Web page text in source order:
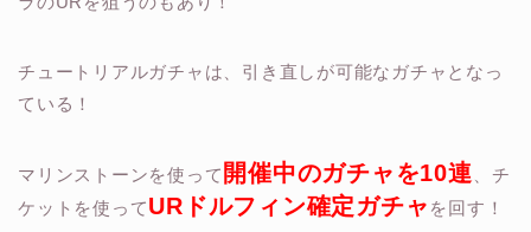
チュートリアルガチャは、 引き直しが可能なガチャとなっ
ている！
マリンストーンを使って 開催中のガチャを10連
、チ
ケットを使ってURドルフィン確定ガチャ を回す！